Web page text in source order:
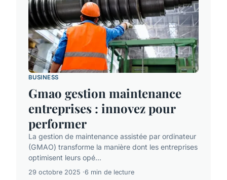
BUSINESS
Gmao gestion maintenance
entreprises : innovez pour
performer
La gestion de maintenance assistée par ordinateur
(GMAO) transforme la manière dont les entreprises
optimisent leurs opé...
29 octobre 2025 6 min de lecture